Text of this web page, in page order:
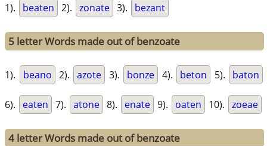
1). beaten 2). zonate 3). bezant
5 letter Words made out of benzoate
1). beano 2). azote 3). bonze 4). beton 5). baton
6). eaten 7). atone 8). enate 9). oaten 10). zoeae
4 letter Words made out of benzoate